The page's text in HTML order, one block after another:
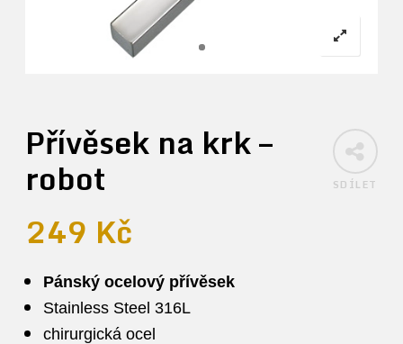
SDÍLET
Přívěsek na krk –
robot
249 Kč
Pánský ocelový přívěsek
Stainless Steel 316L
chirurgická ocel